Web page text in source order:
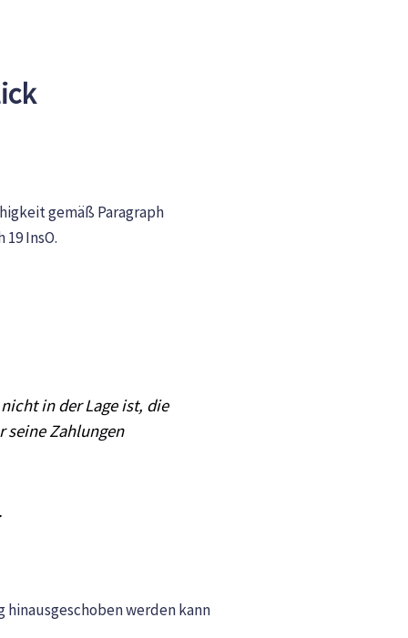
in der Lage ist, die
seine Zahlungen
werden kann